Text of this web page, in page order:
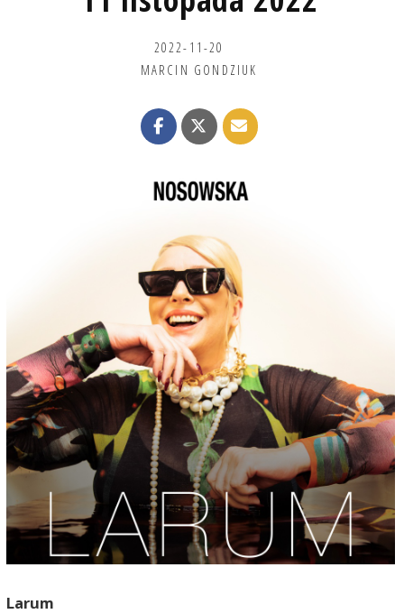
2022-11-20
MARCIN GONDZIUK
Larum